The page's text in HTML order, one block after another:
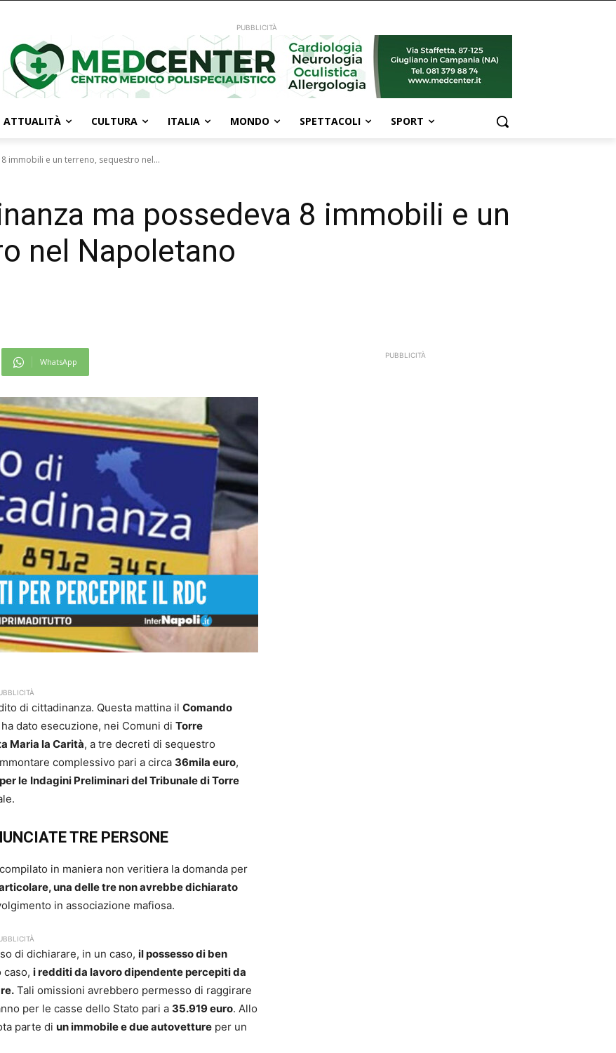
PUBBLICITÀ
ATTUALITÀ CULTURA ITALIA MONDO SPETTACOLI SPORT
immobili e un terreno, sequestro nel...
ma possedeva 8 immobili e un
nel Napoletano
WhatsApp
di cittadinanza. Questa mattina il Comando
ha dato esecuzione, nei Comuni di Torre
Maria la Carità, a tre decreti di sequestro
complessivo pari a circa 36mila euro,
le Indagini Preliminari del Tribunale di Torre
TRE PERSONE
in maniera non veritiera la domanda per
una delle tre non avrebbe dichiarato
in associazione mafiosa.
di dichiarare, in un caso, il possesso di ben
caso, i redditi da lavoro dipendente percepiti da
Tali omissioni avrebbero permesso di raggirare
per le casse dello Stato pari a 35.919 euro. Allo
parte di un immobile e due autovetture per un
PUBBLICITÀ